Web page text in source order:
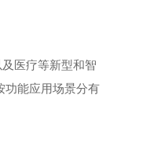
医疗等新型和智
功能应用场景分有